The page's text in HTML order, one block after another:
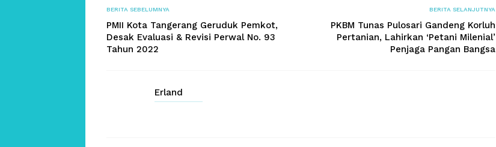
BERITA SEBELUMNYA
PMII Kota Tangerang Geruduk Pemkot,
Desak Evaluasi & Revisi Perwal No. 93
Tahun 2022
BERITA SELANJUTNYA
PKBM Tunas Pulosari Gandeng Korluh
Pertanian, Lahirkan ‘Petani Milenial’
Penjaga Pangan Bangsa
Erland